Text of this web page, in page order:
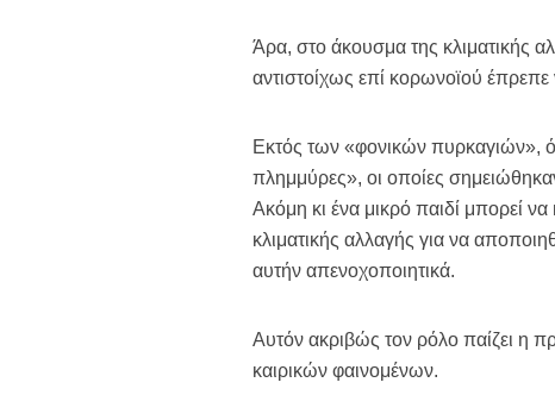
Άρα, στο άκουσμα της κλιματικής
αντιστοίχως επί κορωνοϊού
Εκτός των «φονικών πυρκαγιών»,
πλημμύρες», οι οποίες
Ακόμη κι ένα μικρό παιδί μπορεί να
κλιματικής αλλαγής για να
αυτήν απενοχοποιητικά.
Αυτόν ακριβώς τον ρόλο παίζει η
καιρικών φαινομένων.